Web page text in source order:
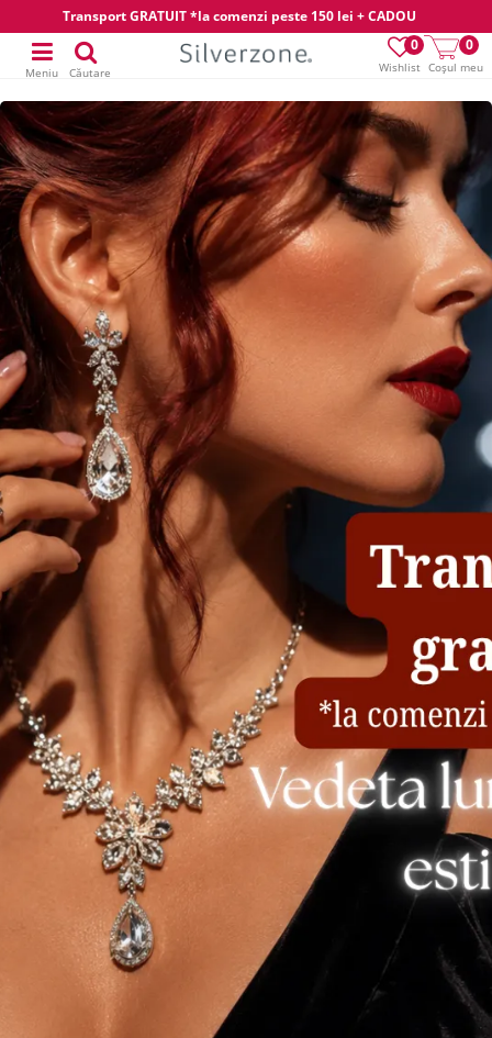
Transport GRATUIT *la comenzi peste 150 lei + CADOU
Wishlist
0
Coșul meu
0
Meniu Căutare